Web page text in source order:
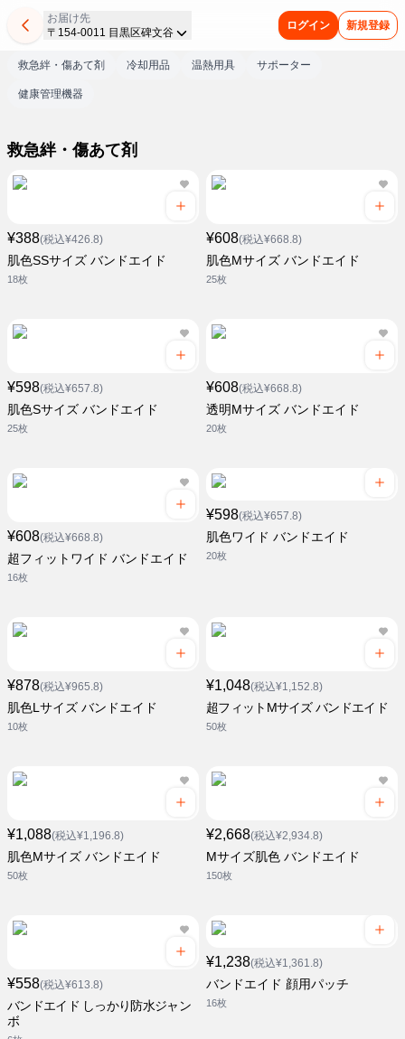
お届け先
〒154-0011 目黒区碑文谷
ログイン 新規登録
救急絆・傷あて剤 冷却用品 温熱用具 サポーター
健康管理機器
救急絆・傷あて剤
¥388(税込¥426.8)
肌色SSサイズ バンドエイド
18枚
¥608(税込¥668.8)
肌色Mサイズ バンドエイド
25枚
¥598(税込¥657.8)
肌色Sサイズ バンドエイド
25枚
¥608(税込¥668.8)
透明Mサイズ バンドエイド
20枚
¥608(税込¥668.8)
超フィットワイド バンドエイド
16枚
¥598(税込¥657.8)
肌色ワイド バンドエイド
20枚
¥878(税込¥965.8)
肌色Lサイズ バンドエイド
10枚
¥1,048(税込¥1,152.8)
超フィットMサイズ バンドエイド
50枚
¥1,088(税込¥1,196.8)
肌色Mサイズ バンドエイド
50枚
¥2,668(税込¥2,934.8)
Mサイズ肌色 バンドエイド
150枚
¥558(税込¥613.8)
バンドエイド しっかり防水ジャン
ボ
¥1,238(税込¥1,361.8)
バンドエイド 顔用パッチ
16枚